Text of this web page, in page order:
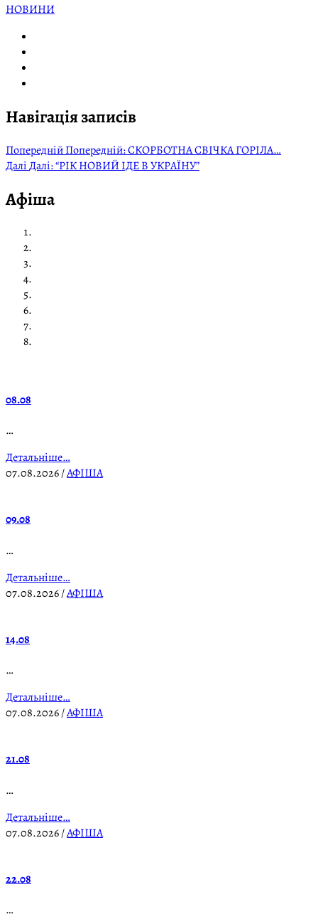
НОВИНИ
Навігація записів
ПопереднійПопередній:СКОРБОТНА СВІЧКА ГОРІЛА…
ДаліДалі:“РІК НОВИЙ ІДЕ В УКРАЇНУ”
Афіша
08.08
…
Детальніше…
07.08.2026/АФІША
09.08
…
Детальніше…
07.08.2026/АФІША
14.08
…
Детальніше…
07.08.2026/АФІША
21.08
…
Детальніше…
07.08.2026/АФІША
22.08
…